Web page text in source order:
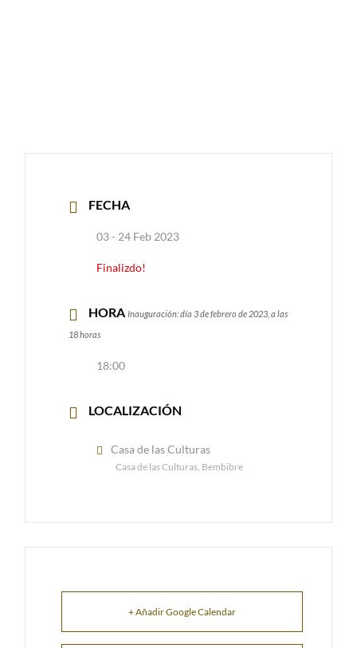
FECHA
03 - 24 Feb 2023
Finalizdo!
HORA Inauguración: día 3 de febrero de 2023, a las
18 horas
18:00
LOCALIZACIÓN
Casa de las Culturas
Casa de las Culturas, Bembibre
+ Añadir Google Calendar